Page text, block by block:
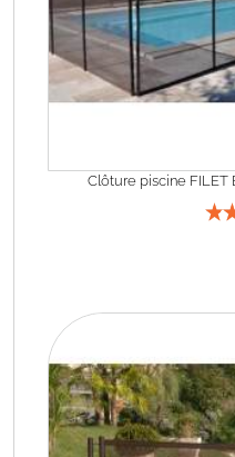
Clôture piscine FILET